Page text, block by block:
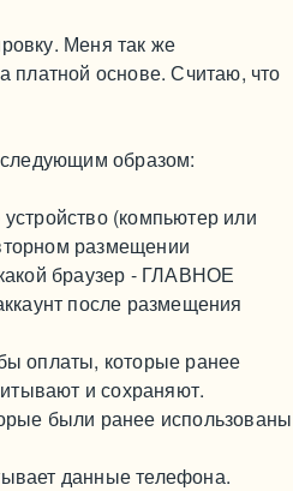
Меня так же
платной основе. Считаю, что
следующим образом:
(компьютер или
размещении
браузер - ГЛАВНОЕ
после размещения
оплаты, которые ранее
и сохраняют.
были ранее использованы
данные телефона.